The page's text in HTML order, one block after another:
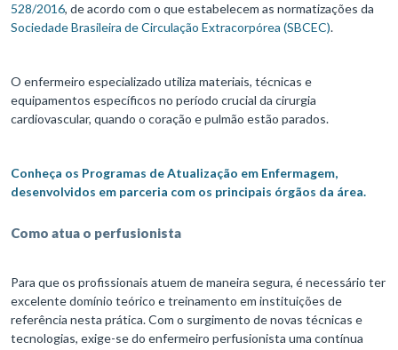
528/2016, de acordo com o que estabelecem as normatizações da
Sociedade Brasileira de Circulação Extracorpórea (SBCEC).
O enfermeiro especializado utiliza materiais, técnicas e
equipamentos específicos no período crucial da cirurgia
cardiovascular, quando o coração e pulmão estão parados.
Conheça os Programas de Atualização em Enfermagem,
desenvolvidos em parceria com os principais órgãos da área.
Como atua o perfusionista
Para que os profissionais atuem de maneira segura, é necessário ter
excelente domínio teórico e treinamento em instituições de
referência nesta prática. Com o surgimento de novas técnicas e
tecnologias, exige-se do enfermeiro perfusionista uma contínua